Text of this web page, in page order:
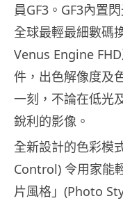
員GF3。GF3內置
全球最輕最細數碼
Venus Engine
件，出色解像度及
一刻，不論在低光
銳利的影像。
全新設計的色彩模
Control) 令用家能
片風格」(Photo